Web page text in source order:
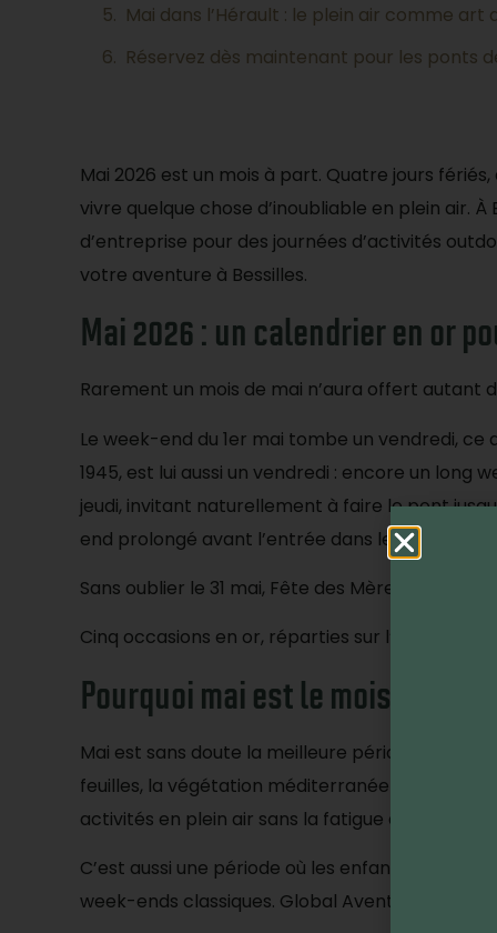
Mai dans l’Hérault : le plein air comme art
Réservez dès maintenant pour les ponts
Mai 2026 est un mois à part. Quatre jours
vivre quelque chose d’inoubliable en plein air. À
d’entreprise pour des journées d’activités
votre aventure à Bessilles.
Mai 2026 : un calendrier en or
Rarement un mois de mai n’aura offert
Le week-end du 1er mai tombe un vendredi,
1945, est lui aussi un vendredi : encore un long
jeudi, invitant naturellement à faire le pont
end prolongé avant l’entrée dans le mois de
Sans oublier le 31 mai, Fête des Mères : une
Cinq occasions en or, réparties sur l’ensemble
Pourquoi mai est le mois idéal
Mai est sans doute la meilleure période de
feuilles, la végétation méditerranéenne est
activités en plein air sans la fatigue de la
C’est aussi une période où les enfants sont
week-ends classiques. Global Aventure coche